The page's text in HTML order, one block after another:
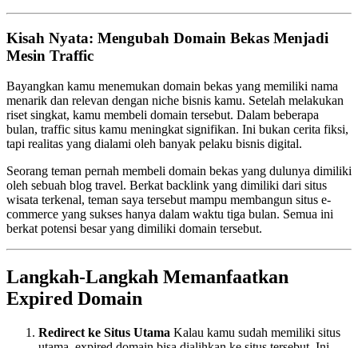
Kisah Nyata: Mengubah Domain Bekas Menjadi
Mesin Traffic
Bayangkan kamu menemukan domain bekas yang memiliki nama
menarik dan relevan dengan niche bisnis kamu. Setelah melakukan
riset singkat, kamu membeli domain tersebut. Dalam beberapa
bulan, traffic situs kamu meningkat signifikan. Ini bukan cerita fiksi,
tapi realitas yang dialami oleh banyak pelaku bisnis digital.
Seorang teman pernah membeli domain bekas yang dulunya dimiliki
oleh sebuah blog travel. Berkat backlink yang dimiliki dari situs
wisata terkenal, teman saya tersebut mampu membangun situs e-
commerce yang sukses hanya dalam waktu tiga bulan. Semua ini
berkat potensi besar yang dimiliki domain tersebut.
Langkah-Langkah Memanfaatkan
Expired Domain
Redirect ke Situs Utama Kalau kamu sudah memiliki situs